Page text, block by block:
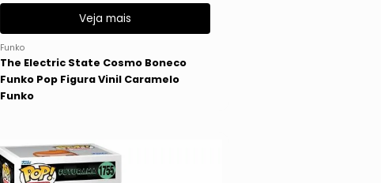
Veja mais
Funko
The Electric State Cosmo Boneco
Funko Pop Figura Vinil Caramelo
Funko